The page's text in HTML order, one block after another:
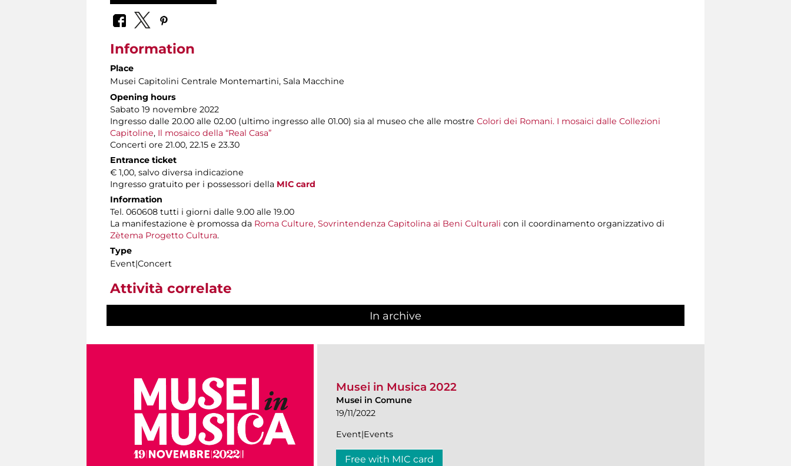
Information
Place
Musei Capitolini Centrale Montemartini, Sala Macchine
Opening hours
Sabato 19 novembre 2022
Ingresso dalle 20.00 alle 02.00 (ultimo ingresso alle 01.00) sia al museo che alle mostre Colori dei Romani. I mosaici dalle Collezioni
Capitoline, Il mosaico della “Real Casa”
Concerti ore 21.00, 22.15 e 23.30
Entrance ticket
€ 1,00, salvo diversa indicazione
Ingresso gratuito per i possessori della MIC card
Information
Tel. 060608 tutti i giorni dalle 9.00 alle 19.00
La manifestazione è promossa da Roma Culture, Sovrintendenza Capitolina ai Beni Culturali con il coordinamento organizzativo di
Zètema Progetto Cultura.
Type
Event|Concert
Attività correlate
In archive
Musei in Musica 2022
Musei in Comune
19/11/2022
Event|Events
Free with MIC card